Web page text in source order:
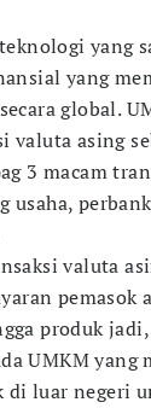
yang
yang
global.
valuta asing
3 macam
usaha,
valuta
pemasok
produk
UMKM yang
di luar negeri